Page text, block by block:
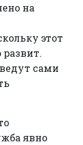
на
этот
развит.
сами
явно